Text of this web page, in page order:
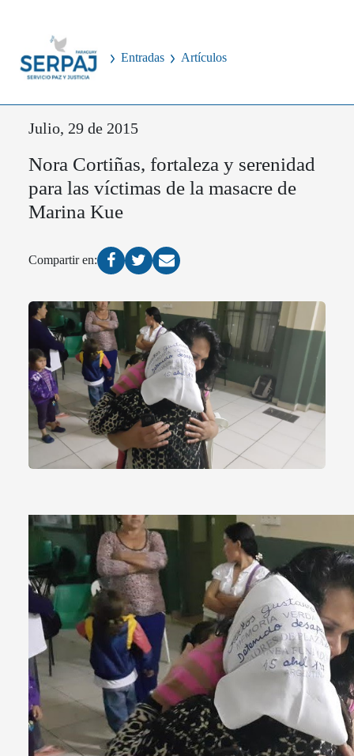
Entradas Artículos
Julio, 29 de 2015
Nora Cortiñas, fortaleza y serenidad
para las víctimas de la masacre de
Marina Kue
Compartir en: